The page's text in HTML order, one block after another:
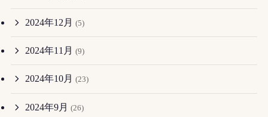
2024年12月 (5)
2024年11月 (9)
2024年10月 (23)
2024年9月 (26)